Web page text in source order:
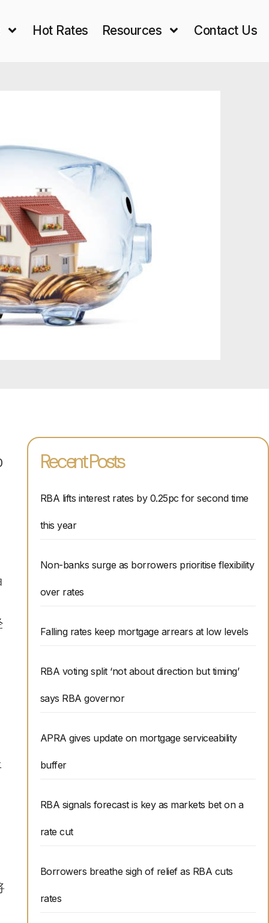
Hot Rates Resources Contact Us
Recent Posts
RBA lifts interest rates by 0.25pc for second time
this year
Non-banks surge as borrowers prioritise flexibility
over rates
Falling rates keep mortgage arrears at low levels
RBA voting split ‘not about direction but timing’
says RBA governor
APRA gives update on mortgage serviceability
buffer
RBA signals forecast is key as markets bet on a
rate cut
Borrowers breathe sigh of relief as RBA cuts
rates